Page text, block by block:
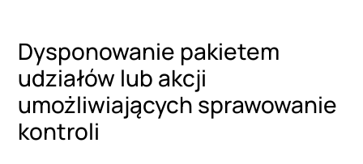
Dysponowanie pakietem
udziałów lub akcji
umożliwiających sprawowanie
kontroli